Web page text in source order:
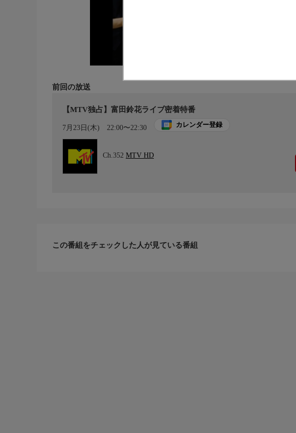
前回の放送
【MTV独占】富田鈴花ライブ密着特番
7月23日(木) 22:00〜22:30 カレンダー登録
Ch.352 MTV HD
この番組をチェックした人が見ている番組